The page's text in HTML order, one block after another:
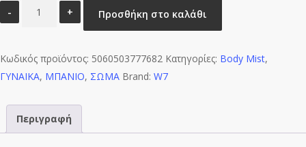
Body
Mist
Προσθήκη στο καλάθι
Κωδικός προϊόντος: 5060503777682 Κατηγορίες: Body Mist,
ΓΥΝΑΙΚΑ, ΜΠΑΝΙΟ, ΣΩΜΑ Brand: W7
Περιγραφή